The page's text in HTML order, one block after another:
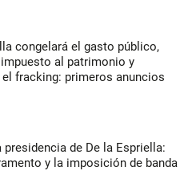
congelará el gasto público,
al patrimonio y
fracking: primeros anuncios
presidencia de De la Espriella:
y la imposición de banda